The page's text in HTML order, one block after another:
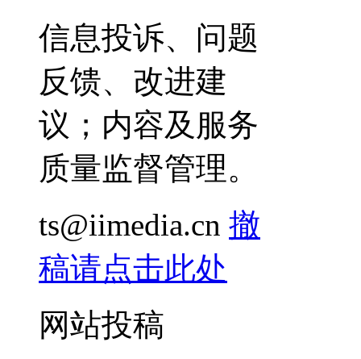
信息投诉、问题
反馈、改进建
议；内容及服务
质量监督管理。
ts@iimedia.cn 撤
稿请点击此处
网站投稿